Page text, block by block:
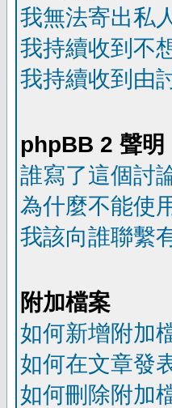
我無法寄出私
我持續收到不
我持續收到由
phpBB 2 聲明
誰寫了這個討
為什麼不能使
我該向誰聯繫
附加檔案
如何新增附加
如何在文章發
如何刪除附加